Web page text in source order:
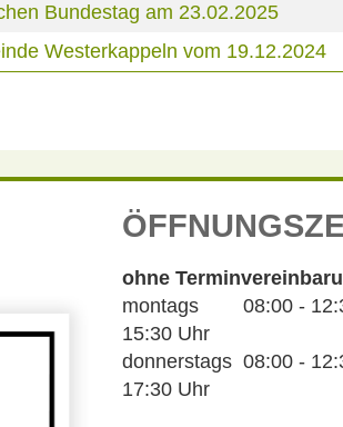
Bundestag am 23.02.2025
Westerkappeln vom 19.12.2024
ohne
montags 08:00 -
15:30 Uhr
donnerstags 08:00 -
17:30 Uhr